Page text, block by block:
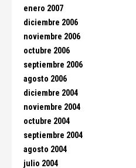
enero 2007
diciembre 2006
noviembre 2006
octubre 2006
septiembre 2006
agosto 2006
diciembre 2004
noviembre 2004
octubre 2004
septiembre 2004
agosto 2004
julio 2004